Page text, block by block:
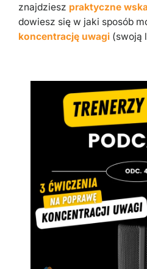
znajdziesz praktyczne
dowiesz się w jaki sposób
koncentrację uwagi (swoją